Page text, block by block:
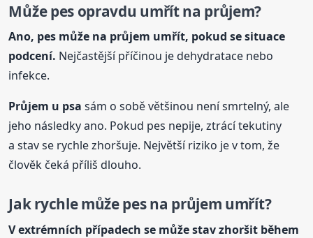
Může pes opravdu umřít na průjem?
Ano, pes může na průjem umřít, pokud se situace
podcení. Nejčastější příčinou je dehydratace nebo
infekce.
Průjem u psa sám o sobě většinou není smrtelný, ale
jeho následky ano. Pokud pes nepije, ztrácí tekutiny
a stav se rychle zhoršuje. Největší riziko je v tom, že
člověk čeká příliš dlouho.
Jak rychle může pes na průjem umřít?
V extrémních případech se může stav zhoršit během